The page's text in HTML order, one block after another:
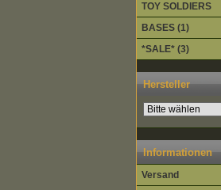
TOY SOLDIERS
BASES (1)
*SALE* (3)
Hersteller
Informationen
Versand